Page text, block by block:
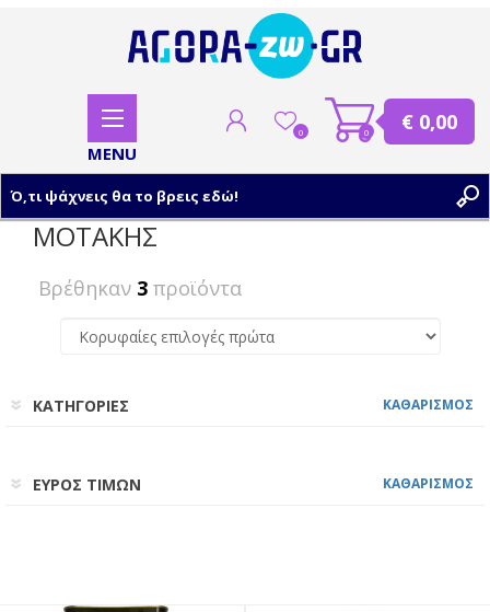
ΣΥΝΔΕΣΗ
0 0 € 0,00
ΜΟΤΑΚΗΣ
Βρέθηκαν 3 προϊόντα
ΚΑΤΗΓΟΡΙΕΣ ΚΑΘΑΡΙΣΜΟΣ
ΕΥΡΟΣ ΤΙΜΩΝ ΚΑΘΑΡΙΣΜΟΣ